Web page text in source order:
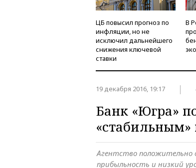
ЦБ повысил прогноз по
инфляции, но не
исключил дальнейшего
снижения ключевой
ставки
В
19 декабря 2016, 19:17
Банк «Югра»
«стабильным»
Агентство положительно
прибыльность и низкий